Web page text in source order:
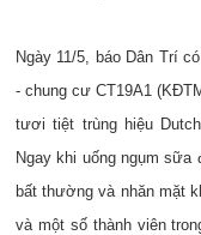
Ngày 11/5, báo Dân Trí
- chung cư CT19A1
tươi tiệt trùng hiệu
Ngay khi uống ngụm sữa
bất thường và nhăn mặt
và một số thành viên